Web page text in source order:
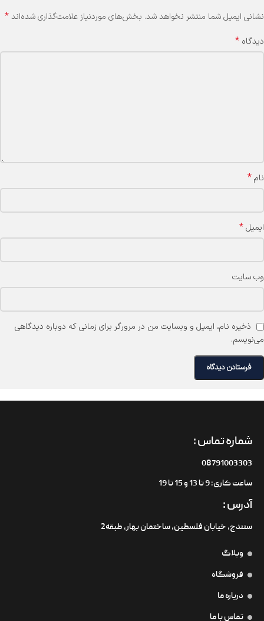
نشانی ایمیل شما منتشر نخواهد شد. بخش‌های موردنیاز علامت‌گذاری شده‌اند*
دیدگاه *
نام*
ایمیل*
وب‌ سایت
ذخیره نام، ایمیل و وبسایت من در مرورگر برای زمانی که دوباره دیدگاهی
می‌نویسم.
شماره تماس :
08791003303
ساعت کاری: 9 تا 13 و 15 تا 19
آدرس :
سنندج، خیابان فلسطین،‌ ساختمان بهار، طبقه2
وبلاگ
فروشگاه
درباره ما
تماس با ما